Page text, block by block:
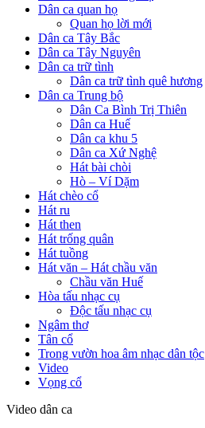
Dân ca quan họ
Quan họ lời mới
Dân ca Tây Bắc
Dân ca Tây Nguyên
Dân ca trữ tình
Dân ca trữ tình quê hương
Dân ca Trung bộ
Dân Ca Bình Trị Thiên
Dân ca Huế
Dân ca khu 5
Dân ca Xứ Nghệ
Hát bài chòi
Hò – Ví Dặm
Hát chèo cổ
Hát ru
Hát then
Hát trống quân
Hát tuồng
Hát văn – Hát chầu văn
Chầu văn Huế
Hòa tấu nhạc cụ
Độc tấu nhạc cụ
Ngâm thơ
Tân cổ
Trong vườn hoa âm nhạc dân tộc
Video
Vọng cổ
Video dân ca